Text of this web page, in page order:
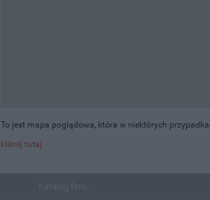
To jest mapa poglądowa, która w niektórych
kliknij tutaj